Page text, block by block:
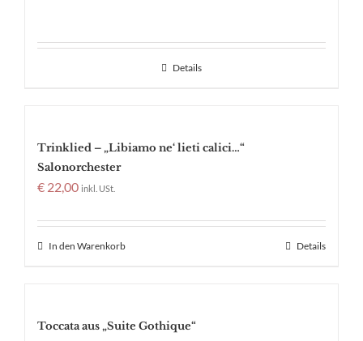
Details
Trinklied – „Libiamo ne‘ lieti calici…“
Salonorchester
€ 22,00 inkl. USt.
In den Warenkorb Details
Toccata aus „Suite Gothique“